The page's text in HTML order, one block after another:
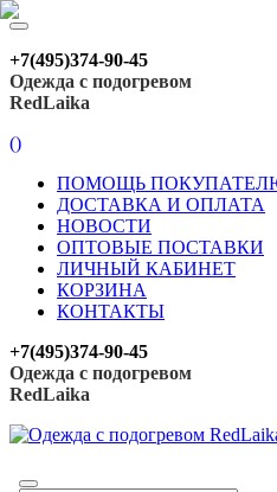
+7(495)374-90-45
Одежда с подогревом
RedLaika
()
ПОМОЩЬ
ДОСТАВКА И ОПЛАТА
НОВОСТИ
ОПТОВЫЕ ПОСТАВКИ
ЛИЧНЫЙ КАБИНЕТ
КОРЗИНА
КОНТАКТЫ
+7(495)374-90-45
Одежда с подогревом
RedLaika